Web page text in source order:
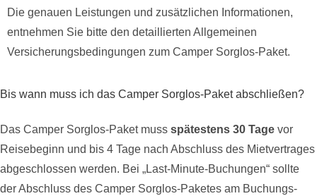
Die genauen Leistungen und zusätzlichen Informationen,
entnehmen Sie bitte den detaillierten Allgemeinen
Versicherungsbedingungen zum Camper Sorglos-Paket.
Bis wann muss ich das Camper Sorglos-Paket abschließen?
Das Camper Sorglos-Paket muss spätestens 30 Tage vor
Reisebeginn und bis 4 Tage nach Abschluss des Mietvertrages
abgeschlossen werden. Bei „Last-Minute-Buchungen“ sollte
der Abschluss des Camper Sorglos-Paketes am Buchungs-